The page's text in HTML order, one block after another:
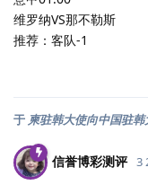
维罗纳VS那不勒斯
推荐：客队-1
于 柬驻韩大使向中国驻
信誉博彩测评 3